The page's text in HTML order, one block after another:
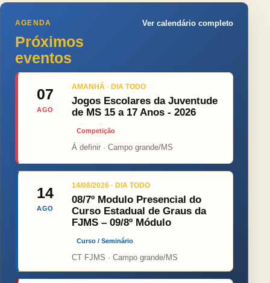
AGENDA
Próximos
eventos
Ver calendário completo
07
AGO
AMANHÃ · DIA TODO
Jogos Escolares da Juventude
de MS 15 a 17 Anos - 2026
Competição
Á definir · Campo grande/MS
14
AGO
14/08/2026 · DIA TODO
08/7º Modulo Presencial do
Curso Estadual de Graus da
FJMS – 09/8º Módulo
Curso / Seminário
CT FJMS · Campo grande/MS